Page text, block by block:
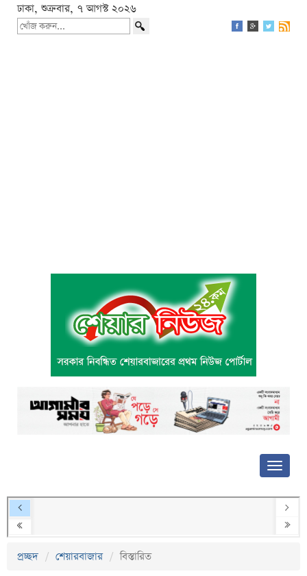
ঢাকা, শুক্রবার, ৭ আগস্ট ২০২৬
প্রচ্ছদ শেয়ারবাজার বিস্তারিত